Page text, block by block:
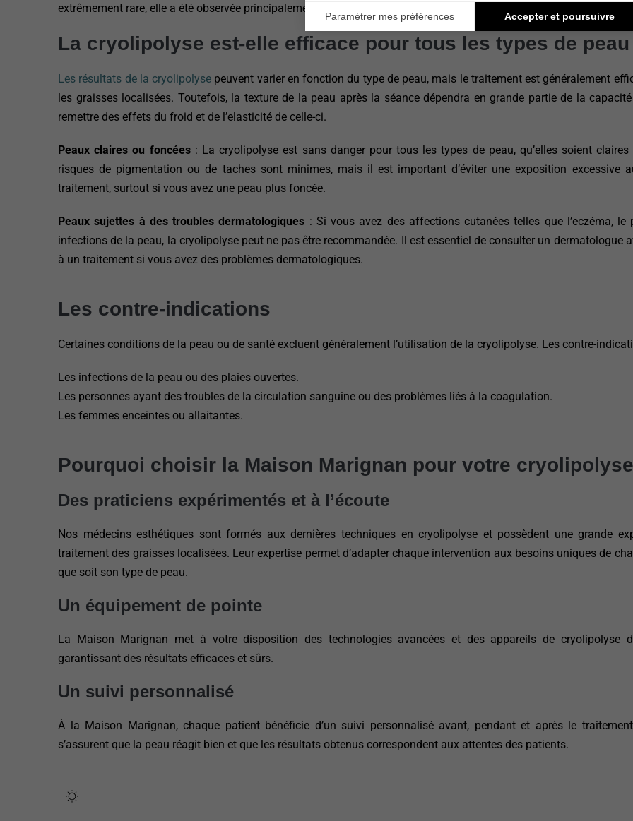
extrêmement rare, elle a été observée principalement chez les personnes ayant un excès de graisse localisé.
La cryolipolyse est-elle efficace pour tous les types de
Les résultats de la cryolipolyse peuvent varier en fonction du type de peau, mais le traitement est généralement
les graisses localisées. Toutefois, la texture de la peau après la séance dépendra en grande partie de la
remettre des effets du froid et de l’elasticité de celle-ci.
Peaux claires ou foncées: La cryolipolyse est sans danger pour tous les types de peau, qu’elles soient
risques de pigmentation ou de taches sont minimes, mais il est important d’éviter une exposition excessive
traitement, surtout si vous avez une peau plus foncée.
Peaux sujettes à des troubles dermatologiques : Si vous avez des affections cutanées telles que l’eczéma, le
infections de la peau, la cryolipolyse peut ne pas être recommandée. Il est essentiel de consulter un dermatologue
à un traitement si vous avez des problèmes dermatologiques.
Les contre-indications
Certaines conditions de la peau ou de santé excluent généralement l’utilisation de la cryolipolyse. Les contre-
Les infections de la peau ou des plaies ouvertes.
Les personnes ayant des troubles de la circulation sanguine ou des problèmes liés à la coagulation.
Les femmes enceintes ou allaitantes.
Pourquoi choisir la Maison Marignan pour votre
Des praticiens expérimentés et à l’écoute
Nos médecins esthétiques sont formés aux dernières techniques en cryolipolyse et possèdent une grande
traitement des graisses localisées. Leur expertise permet d’adapter chaque intervention aux besoins uniques de
que soit son type de peau.
Un équipement de pointe
La Maison Marignan met à votre disposition des technologies avancées et des appareils de cryolipolyse
garantissant des résultats efficaces et sûrs.
Un suivi personnalisé
À la Maison Marignan, chaque patient bénéficie d’un suivi personnalisé avant, pendant et après le
s’assurent que la peau réagit bien et que les résultats obtenus correspondent aux attentes des patients.